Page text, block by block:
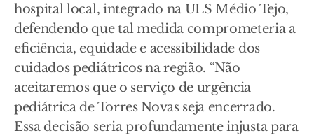
hospital local, integrado na ULS Médio Tejo,
defendendo que tal medida comprometeria a
eficiência, equidade e acessibilidade dos
cuidados pediátricos na região. “Não
aceitaremos que o serviço de urgência
pediátrica de Torres Novas seja encerrado.
Essa decisão seria profundamente injusta para